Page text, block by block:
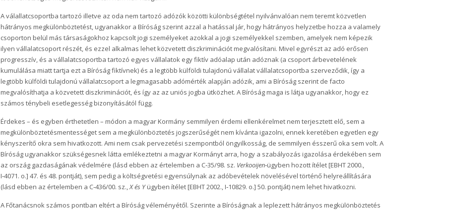
A válallatcsoportba tartozó illetve az oda nem tartozó adózók közötti különbségtétel nyilvánvalóan nem teremt közvetlen
hátrányos megkülönböztetést, ugyanakkor a Bíróság szerint azzal a hatással jár, hogy hátrányos helyzetbe hozza a valamely
csoporton belül más társaságokhoz kapcsolt jogi személyeket azokkal a jogi személyekkel szemben, amelyek nem képezik
ilyen vállalatcsoport részét, és ezzel alkalmas lehet közvetett diszkriminációt megvalósítani. Mivel egyrészt az adó erősen
progresszív, és a vállalatcsoportba tartozó egyes vállalatok egy fiktív adóalap után adóznak (a csoport árbevetelének
kumulálása miatt tartja ezt a Bíróság fiktívnek) és a legtöbb külföldi tulajdonú vállalat vállalatcsoportba szerveződik, így a
legtöbb külföldi tulajdonú vállalatcsoport a legmagasabb adómérték alapján adózik, ami a Bíróság szerint de facto
megvalósíthatja a közvetett diszkriminációt, és így az az uniós jogba ütközhet. A Bíróság maga is látja ugyanakkor, hogy ez
számos ténybeli esetlegesség bizonyításától függ.
Érdekes – és egyben érthetetlen – módon a magyar Kormány semmilyen érdemi ellenkérelmet nem terjesztett elő, sem a
megkülönböztetésmentességet sem a megkülönböztetés jogszerűségét nem kívánta igazolni, ennek keretében egyetlen egy
kényszerítő okra sem hivatkozott. Ami nem csak pervezetési szempontból öngyilkosság, de semmilyen ésszerű oka sem volt. A
Bíróság ugyanakkor szükségesnek látta emlékeztetni a magyar Kormányt arra, hogy a szabályozás igazolása érdekében sem
az ország gazdaságának védelmére (lásd ebben az értelemben a C‑35/98. sz. Verkooijen‑ügyben hozott ítélet [EBHT 2000.,
I‑4071. o.] 47. és 48. pontját), sem pedig a költségvetési egyensúlynak az adóbevételek növelésével történő helyreállítására
(lásd ebben az értelemben a C‑436/00. sz.,X és Yügyben ítélet [EBHT 2002., I‑10829. o.] 50. pontját) nem lehet hivatkozni.
A Főtanácsnok számos pontban eltért a Bíróság véleményétől. Szerinte a Bíróságnak a leplezett hátrányos megkülönböztetés